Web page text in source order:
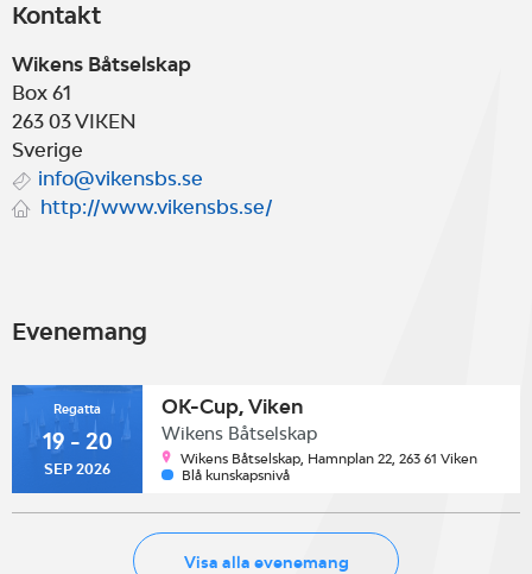
Kontakt
Wikens Båtselskap
Box 61
263 03VIKEN
Sverige
info@vikensbs.se
http://www.vikensbs.se/
Evenemang
Regatta
19 - 20
SEP 2026
OK-Cup, Viken
Wikens Båtselskap
Wikens Båtselskap, Hamnplan 22, 263 61 Viken
Blå kunskapsnivå
Visa alla evenemang